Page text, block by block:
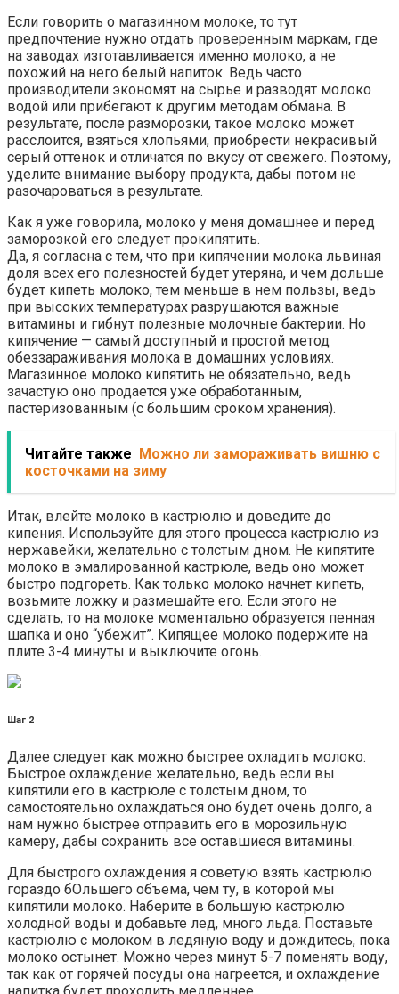
Если говорить о магазинном молоке, то тут
предпочтение нужно отдать проверенным маркам, где
на заводах изготавливается именно молоко, а не
похожий на него белый напиток. Ведь часто
производители экономят на сырье и разводят молоко
водой или прибегают к другим методам обмана. В
результате, после разморозки, такое молоко может
расслоится, взяться хлопьями, приобрести некрасивый
серый оттенок и отличатся по вкусу от свежего. Поэтому,
уделите внимание выбору продукта, дабы потом не
разочароваться в результате.
Как я уже говорила, молоко у меня домашнее и перед
заморозкой его следует прокипятить.
Да, я согласна с тем, что при кипячении молока львиная
доля всех его полезностей будет утеряна, и чем дольше
будет кипеть молоко, тем меньше в нем пользы, ведь
при высоких температурах разрушаются важные
витамины и гибнут полезные молочные бактерии. Но
кипячение — самый доступный и простой метод
обеззараживания молока в домашних условиях.
Магазинное молоко кипятить не обязательно, ведь
зачастую оно продается уже обработанным,
пастеризованным (с большим сроком хранения).
Читайте также Можно ли замораживать вишню с
косточками на зиму
Итак, влейте молоко в кастрюлю и доведите до
кипения. Используйте для этого процесса кастрюлю из
нержавейки, желательно с толстым дном. Не кипятите
молоко в эмалированной кастрюле, ведь оно может
быстро подгореть. Как только молоко начнет кипеть,
возьмите ложку и размешайте его. Если этого не
сделать, то на молоке моментально образуется пенная
шапка и оно “убежит”. Кипящее молоко подержите на
плите 3-4 минуты и выключите огонь.
Шаг 2
Далее следует как можно быстрее охладить молоко.
Быстрое охлаждение желательно, ведь если вы
кипятили его в кастрюле с толстым дном, то
самостоятельно охлаждаться оно будет очень долго, а
нам нужно быстрее отправить его в морозильную
камеру, дабы сохранить все оставшиеся витамины.
Для быстрого охлаждения я советую взять кастрюлю
гораздо бОльшего объема, чем ту, в которой мы
кипятили молоко. Наберите в большую кастрюлю
холодной воды и добавьте лед, много льда. Поставьте
кастрюлю с молоком в ледяную воду и дождитесь, пока
молоко остынет. Можно через минут 5-7 поменять воду,
так как от горячей посуды она нагреется, и охлаждение
напитка будет проходить медленнее.